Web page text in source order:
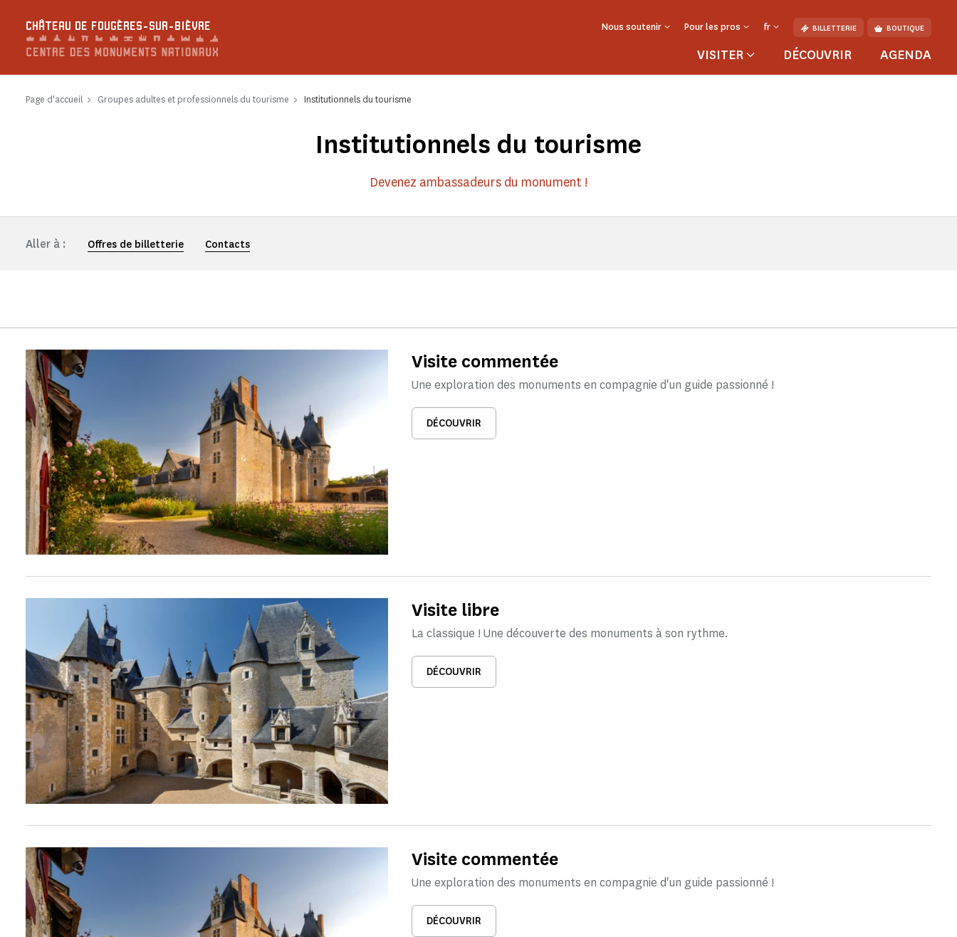
CHÂTEAU DE FOUGÈRES-SUR-BIÈVRE Nous soutenir Pour les pros fr BILLETTERIE BOUTIQUE
VISITER DÉCOUVRIR AGENDA
Page d'accueil Groupes adultes et professionnels du tourisme Institutionnels du tourisme
Institutionnels du tourisme
Devenez ambassadeurs du monument !
Aller à : Offres de billetterie Contacts
Visite commentée
Une exploration des monuments en compagnie d'un guide passionné !
DÉCOUVRIR
Visite libre
La classique ! Une découverte des monuments à son rythme.
DÉCOUVRIR
Visite commentée
Une exploration des monuments en compagnie d'un guide passionné !
DÉCOUVRIR